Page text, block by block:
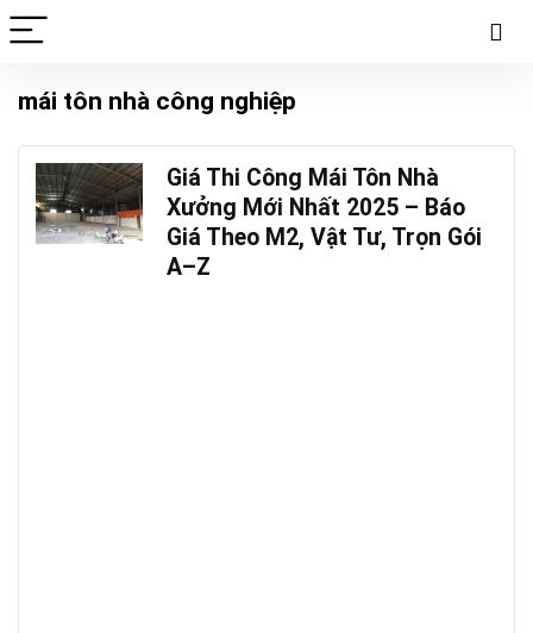
mái tôn nhà công nghiệp
Giá Thi Công Mái Tôn Nhà
Xưởng Mới Nhất 2025 – Báo
Giá Theo M2, Vật Tư, Trọn Gói
A–Z